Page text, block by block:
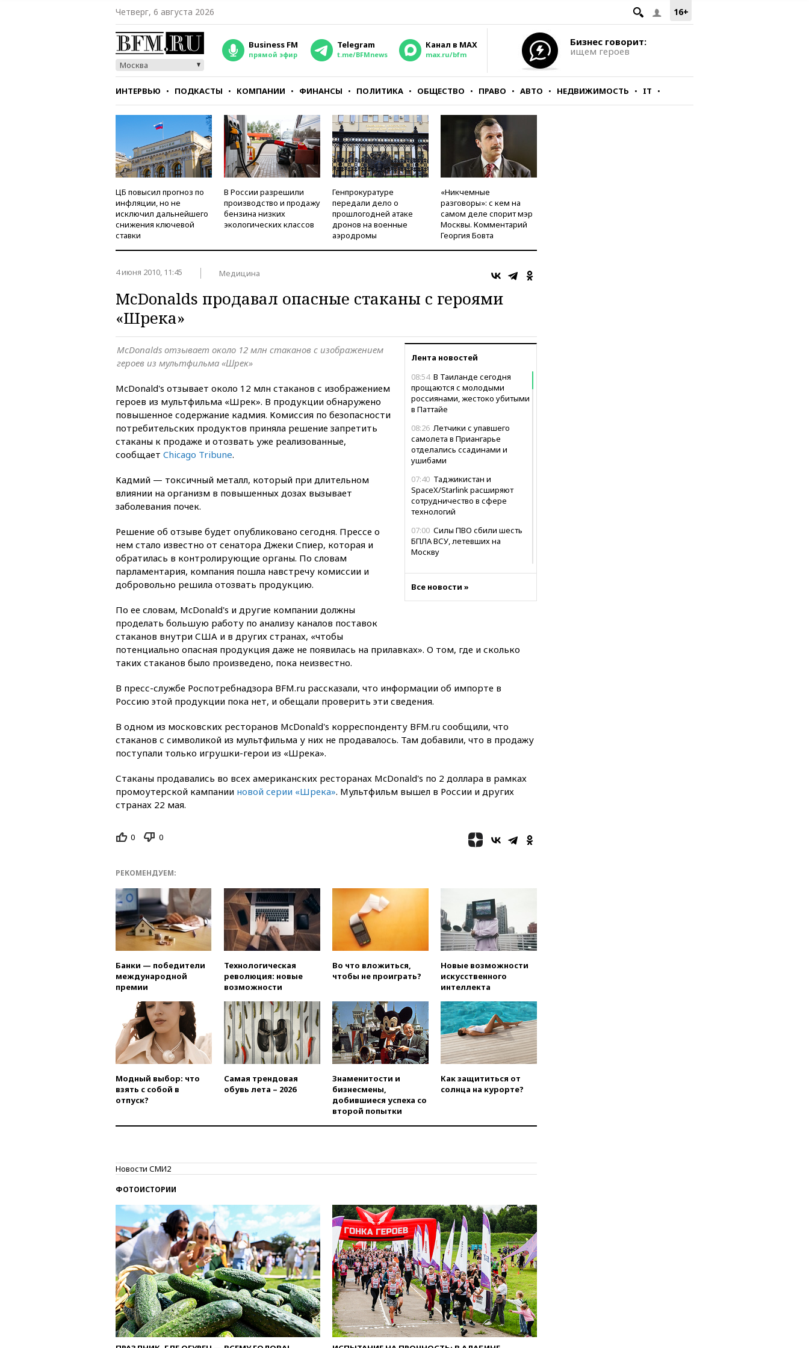
16+
Четверг, 6 августа 2026
Москва
Business FM
прямой эфир
Telegram
t.me/BFMnews
Канал в MAX
max.ru/bfm
Бизнес говорит:
ищем героев
ИНТЕРВЬЮ ПОДКАСТЫ КОМПАНИИ ФИНАНСЫ ПОЛИТИКА ОБЩЕСТВО ПРАВО АВТО НЕДВИЖИМОСТЬ IT
СТИЛЬ ТЕСТЫ
ЦБ повысил прогноз по
инфляции, но не
исключил дальнейшего
снижения ключевой
ставки
В России разрешили
производство и продажу
бензина низких
экологических классов
Генпрокуратуре
передали дело о
прошлогодней атаке
дронов на военные
аэродромы
«Никчемные
разговоры»: с кем на
самом деле спорит мэр
Москвы. Комментарий
Георгия Бовта
4 июня 2010, 11:45 Медицина
McDonalds продавал опасные стаканы с героями
«Шрека»
Лента новостей
08:54 В Таиланде сегодня
прощаются с молодыми
россиянами, жестоко убитыми
в Паттайе
08:26 Летчики с упавшего
самолета в Приангарье
отделались ссадинами и
ушибами
07:40 Таджикистан и
SpaceX/Starlink расширяют
сотрудничество в сфере
технологий
07:00 Силы ПВО сбили шесть
БПЛА ВСУ, летевших на
Москву
06:01МИД РФ: Казахстан
Армстронга впервые за 38 лет
быть готовой к продолжению
украинского конфликта
Трамп заявил, что
предпочел бы соглашение с
Ираном
области все еще неизвестна
Девочка с «маской
арестовали в Израиле
вчера, 23:23
«Спартак»
разгромил «Оренбург» в
Кубке России
вчера, 23:00Пост Дмитриева в
X о миграционном кризисе в
Сеуте набрал миллион
вчера, 22:49Минпромторг:
банкротство «Кванта» не
означает прекращения
производства телевизоров в
РФ
вчера, 22:35 Семь грузовых
вагонов сошли с рельсов в
Оренбургской области
выросли нефтегазовые
исламского банкинга
«Интервидения»
подтвердили, что конкурс
пройдет в Саудовской Аравии
вчера, 21:35Машков: в РФ
подготовили концепцию
развития театрального
искусства до 2035 года
вчера, 21:21Правительство
РФ разрешило продажу
бензина старых
экологических классов
Все новости »
McDonalds отзывает около 12 млн стаканов с изображением
героев из мультфильма «Шрек»
McDonald's отзывает около 12 млн стаканов с изображением
героев из мультфильма «Шрек». В продукции обнаружено
повышенное содержание кадмия. Комиссия по безопасности
потребительских продуктов приняла решение запретить
стаканы к продаже и отозвать уже реализованные,
сообщает Chicago Tribune.
Кадмий — токсичный металл, который при длительном
влиянии на организм в повышенных дозах вызывает
заболевания почек.
Решение об отзыве будет опубликовано сегодня. Прессе о
нем стало известно от сенатора Джеки Спиер, которая и
обратилась в контролирующие органы. По словам
парламентария, компания пошла навстречу комиссии и
добровольно решила отозвать продукцию.
По ее словам, McDonald's и другие компании должны
проделать большую работу по анализу каналов поставок
стаканов внутри США и в других странах, «чтобы
потенциально опасная продукция даже не появилась на прилавках». О том, где и сколько
таких стаканов было произведено, пока неизвестно.
В пресс-службе Роспотребнадзора BFM.ru рассказали, что информации об импорте в
Россию этой продукции пока нет, и обещали проверить эти сведения.
В одном из московских ресторанов McDonald's корреспонденту BFM.ru сообщили, что
стаканов с символикой из мультфильма у них не продавалось. Там добавили, что в продажу
поступали только игрушки-герои из «Шрека».
Стаканы продавались во всех американских ресторанах McDonald's по 2 доллара в рамках
промоутерской кампании новой серии «Шрека». Мультфильм вышел в России и других
странах 22 мая.
0 0
РЕКОМЕНДУЕМ:
Банки — победители
международной
премии
Технологическая
революция: новые
возможности
Во что вложиться,
чтобы не проиграть?
Новые возможности
искусственного
интеллекта
Модный выбор: что
взять с собой в
отпуск?
Самая трендовая
обувь лета – 2026
Знаменитости и
бизнесмены,
добившиеся успеха со
второй попытки
Как защититься от
солнца на курорте?
Новости СМИ2
ФОТОИСТОРИИ